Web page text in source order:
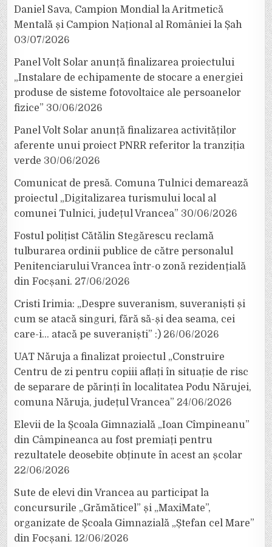
Daniel Sava, Campion Mondial la Aritmetică
Mentală și Campion Național al României la Șah
03/07/2026
Panel Volt Solar anunță finalizarea proiectului
„Instalare de echipamente de stocare a energiei
produse de sisteme fotovoltaice ale persoanelor
fizice” 30/06/2026
Panel Volt Solar anunță finalizarea activităților
aferente unui proiect PNRR referitor la tranziția
verde 30/06/2026
Comunicat de presă. Comuna Tulnici demarează
proiectul „Digitalizarea turismului local al
comunei Tulnici, județul Vrancea” 30/06/2026
Fostul polițist Cătălin Stegărescu reclamă
tulburarea ordinii publice de către personalul
Penitenciarului Vrancea într-o zonă rezidențială
din Focșani. 27/06/2026
Cristi Irimia: „Despre suveranism, suveraniști și
cum se atacă singuri, fără să-și dea seama, cei
care-i… atacă pe suveraniști” :) 26/06/2026
UAT Năruja a finalizat proiectul „Construire
Centru de zi pentru copiii aflați în situație de risc
de separare de părinți în localitatea Podu Nărujei,
comuna Năruja, județul Vrancea” 24/06/2026
Elevii de la Școala Gimnazială „Ioan Cîmpineanu”
din Câmpineanca au fost premiați pentru
rezultatele deosebite obținute în acest an școlar
22/06/2026
Sute de elevi din Vrancea au participat la
concursurile „Grămăticel” și „MaxiMate”,
organizate de Școala Gimnazială „Ștefan cel Mare”
din Focșani. 12/06/2026